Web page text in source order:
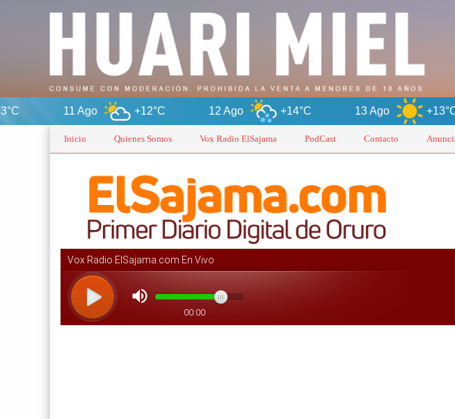
+12°C 12 Ago +14°C 13 Ago +13°C
Inicio Quienes Somos Vox Radio ElSajama PodCast Contacto